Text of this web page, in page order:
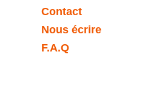
Contact
Nous écrire
F.A.Q